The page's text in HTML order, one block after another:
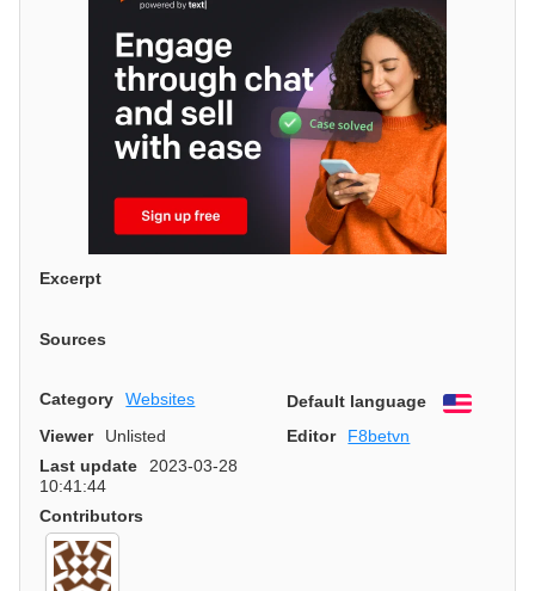
Excerpt
Sources
Category Websites Default language
English
Viewer
Unlisted Editor
F8betvn
Last update
2023-03-28
10:41:44
Contributors